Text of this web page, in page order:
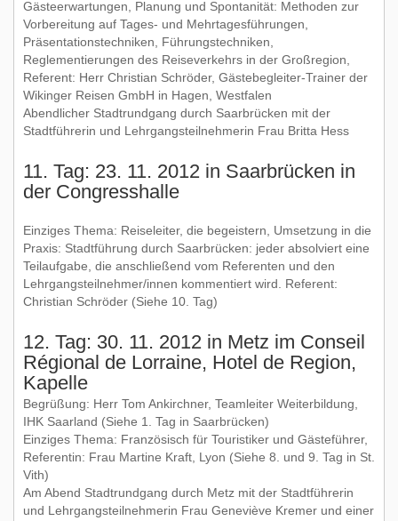
Gästeerwartungen, Planung und Spontanität: Methoden zur
Vorbereitung auf Tages- und Mehrtagesführungen,
Präsentationstechniken, Führungstechniken,
Reglementierungen des Reiseverkehrs in der Großregion,
Referent: Herr Christian Schröder, Gästebegleiter-Trainer der
Wikinger Reisen GmbH in Hagen, Westfalen
Abendlicher Stadtrundgang durch Saarbrücken mit der
Stadtführerin und Lehrgangsteilnehmerin Frau Britta Hess
11. Tag: 23. 11. 2012 in Saarbrücken in
der Congresshalle
Einziges Thema: Reiseleiter, die begeistern, Umsetzung in die
Praxis: Stadtführung durch Saarbrücken: jeder absolviert eine
Teilaufgabe, die anschließend vom Referenten und den
Lehrgangsteilnehmer/innen kommentiert wird. Referent:
Christian Schröder (Siehe 10. Tag)
12. Tag: 30. 11. 2012 in Metz im Conseil
Régional de Lorraine, Hotel de Region,
Kapelle
Begrüßung: Herr Tom Ankirchner, Teamleiter Weiterbildung,
IHK Saarland (Siehe 1. Tag in Saarbrücken)
Einziges Thema: Französisch für Touristiker und Gästeführer,
Referentin: Frau Martine Kraft, Lyon (Siehe 8. und 9. Tag in St.
Vith)
Am Abend Stadtrundgang durch Metz mit der Stadtführerin
und Lehrgangsteilnehmerin Frau Geneviève Kremer und einer